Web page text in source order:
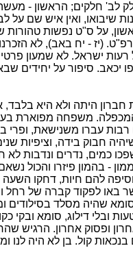
לב' חלקים; הראשון -
שיבואו, ואין איש שם
על ס"ט נפשות טהורות
(יז - יח באב), לא
רעות ישראל. לא שמעון
יכאב. סיפור על יחידים
חברון היתה ולא היא בלבד,
משפחה מפוארת
רבות עברו משנישאת, ופרי
חבוק בידה, וציפיות
כמים, נדרים ונדבות לא
- בהמון פיזרו והכול
להם חיות, דחקו השעה
באו לפקוד קברה של רחל
סומא שהיה מסלד בסילודים
ובלי דילוג, סומא ובקי
ופסוק אחרון. הרגיש
קול. בן לא היה לנו